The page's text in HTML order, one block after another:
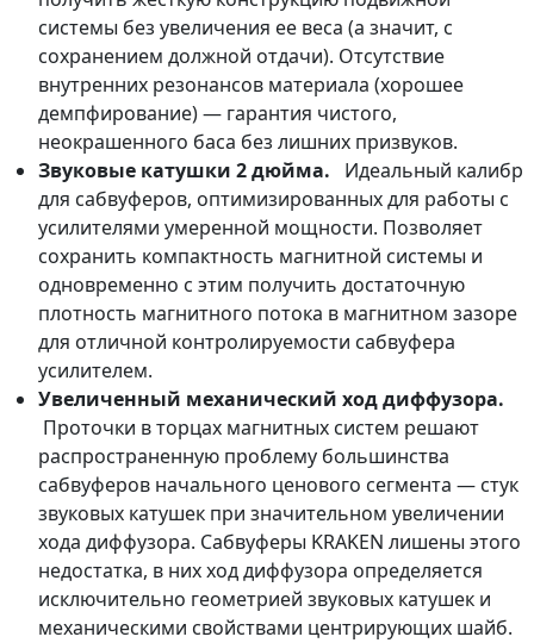
системы без увеличения ее веса (а значит, с
сохранением должной отдачи). Отсутствие
внутренних резонансов материала (хорошее
демпфирование) — гарантия чистого,
неокрашенного баса без лишних призвуков.
Звуковые катушки 2 дюйма. Идеальный калибр
для сабвуферов, оптимизированных для работы с
усилителями умеренной мощности. Позволяет
сохранить компактность магнитной системы и
одновременно с этим получить достаточную
плотность магнитного потока в магнитном зазоре
для отличной контролируемости сабвуфера
усилителем.
Увеличенный механический ход диффузора.
Проточки в торцах магнитных систем решают
распространенную проблему большинства
сабвуферов начального ценового сегмента — стук
звуковых катушек при значительном увеличении
хода диффузора. Сабвуферы KRAKEN лишены этого
недостатка, в них ход диффузора определяется
исключительно геометрией звуковых катушек и
механическими свойствами центрирующих шайб.